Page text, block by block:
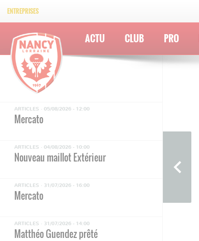
ENTREPRISES
ACTU CLUB PRO
ARTICLES · 05/08/2026 - 12:00
Mercato
ARTICLES · 04/08/2026 - 10:00
Nouveau maillot Extérieur
ARTICLES · 31/07/2026 - 16:00
Mercato
ARTICLES · 31/07/2026 - 14:00
Matthéo Guendez prêté